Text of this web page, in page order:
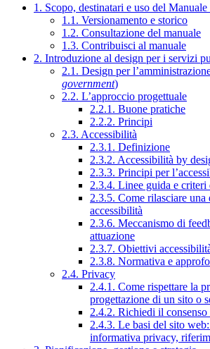
1. Scopo, destinatari e uso del
1.1. Versionamento e storico
1.2. Consultazione del manuale
1.3. Contribuisci al manuale
2. Introduzione al design per i servizi
2.1. Design per
government)
2.2. L’approccio progettuale
2.2.1. Buone pratiche
2.2.2. Principi
2.3. Accessibilità
2.3.1. Definizione
2.3.2. Accessibilità by
2.3.3. Principi per
2.3.4. Linee guida e criteri
2.3.5. Come rilasciare una
accessibilità
2.3.6. Meccanismo di
attuazione
2.3.7. Obiettivi
2.3.8. Normativa e
2.4. Privacy
2.4.1. Come rispettare la
progettazione di un sito o
2.4.2. Richiedi il consenso
2.4.3. Le basi del sito
informativa privacy,